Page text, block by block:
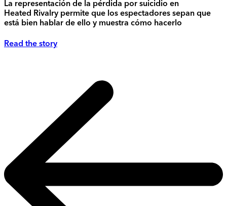
La representación de la pérdida por suicidio en
Heated Rivalry permite que los espectadores sepan que
está bien hablar de ello y muestra cómo hacerlo
Read the story